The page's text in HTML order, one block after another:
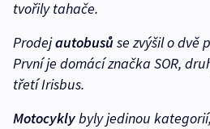
tvořily tahače.
Prodejautobusůse zvýšil o dvě
První je domácí značka SOR,
třetí Irisbus.
Motocyklybyly jedinou